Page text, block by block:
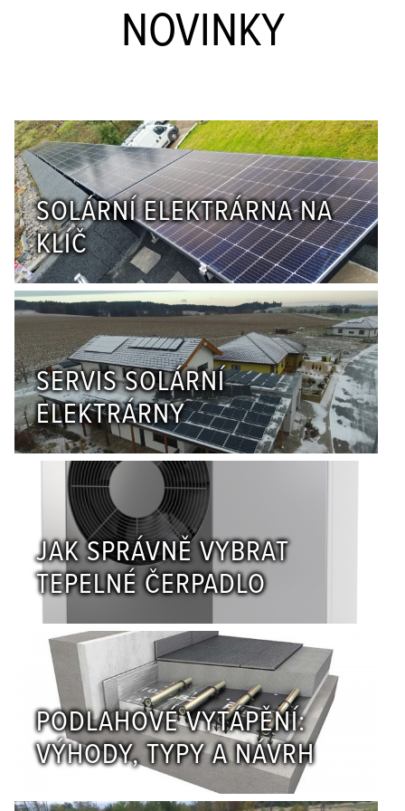
NOVINKY
SOLÁRNÍ ELEKTRÁRNA NA
KLÍČ
SERVIS SOLÁRNÍ
ELEKTRÁRNY
JAK SPRÁVNĚ VYBRAT
TEPELNÉ ČERPADLO
PODLAHOVÉ VYTÁPĚNÍ:
VÝHODY, TYPY A NÁVRH